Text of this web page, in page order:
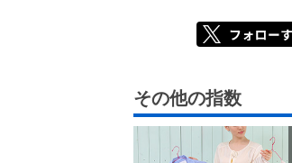
その他の指数